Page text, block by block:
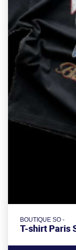
BOUTIQUE SO -
T-shirt Paris